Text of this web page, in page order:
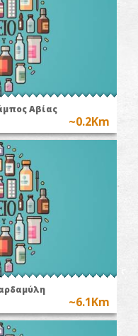
Αβίας
~0.2Km
~6.1Km